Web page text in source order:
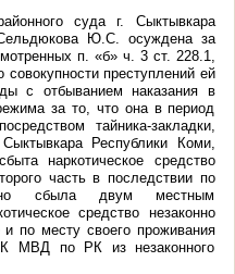
суда г. Сыктывкара
Ю.С. осуждена за
п. «б» ч. 3 ст. 228.1,
преступлений ей
с отбыванием наказания в
за то, что она в период
тайника-закладки,
Республики Коми,
наркотическое средство
часть в последствии по
сбыла двум местным
средство незаконно
по месту своего проживания
МВД по РК из незаконного